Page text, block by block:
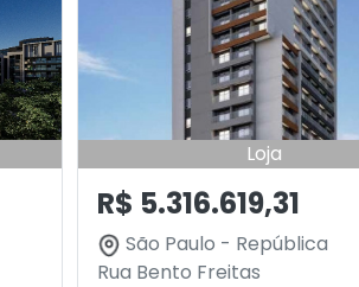
Loja
R$ 5.316.619,31
São Paulo - República
Rua Bento Freitas